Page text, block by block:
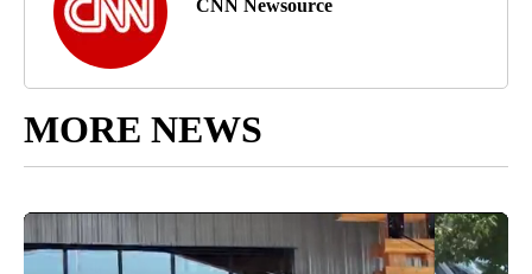
CNN Newsource
MORE NEWS